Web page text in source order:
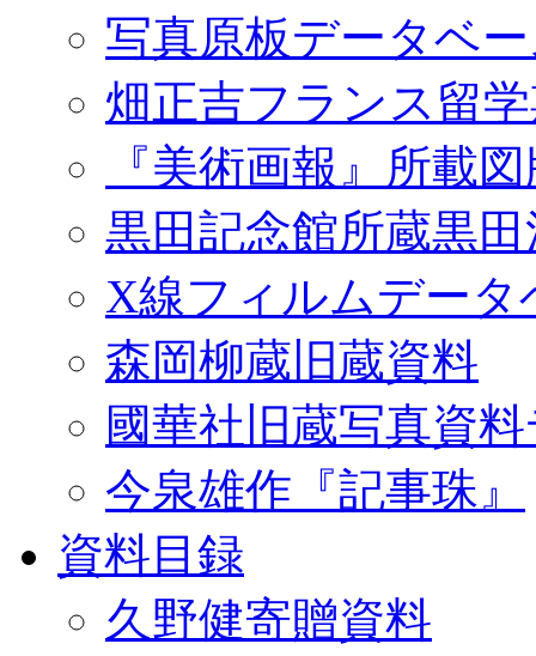
写真原板データベ
畑正吉フランス留
『美術画報』所載
黒田記念館所蔵黒
X線フィルムデータ
森岡柳蔵旧蔵資料
國華社旧蔵写真資
今泉雄作『記事珠』
資料目録
久野健寄贈資料